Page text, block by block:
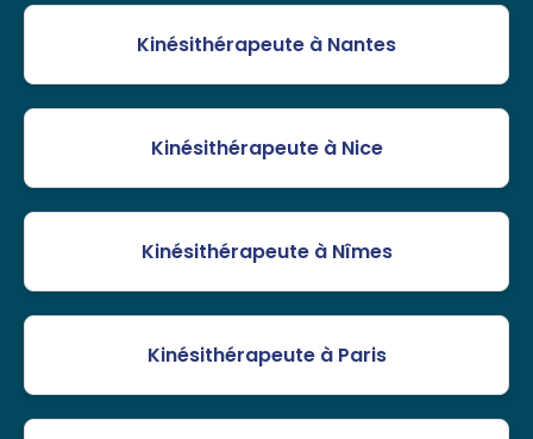
Kinésithérapeute à Nantes
Kinésithérapeute à Nice
Kinésithérapeute à Nîmes
Kinésithérapeute à Paris